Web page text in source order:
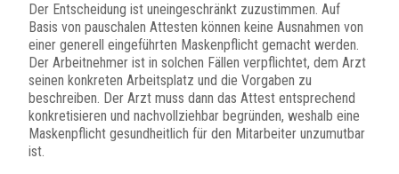
Der Entscheidung ist uneingeschränkt zuzustimmen. Auf
Basis von pauschalen Attesten können keine Ausnahmen von
einer generell eingeführten Maskenpflicht gemacht werden.
Der Arbeitnehmer ist in solchen Fällen verpflichtet, dem Arzt
seinen konkreten Arbeitsplatz und die Vorgaben zu
beschreiben. Der Arzt muss dann das Attest entsprechend
konkretisieren und nachvollziehbar begründen, weshalb eine
Maskenpflicht gesundheitlich für den Mitarbeiter unzumutbar
ist.